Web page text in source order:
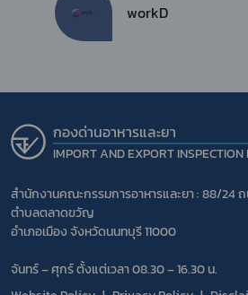
workD
กองด่านอาหารและยา
IMPORT AND EXPORT INSPECTION
สำนักงานคณะกรรมการอาหารและยา : 88/24
ตำบลตลาดขวัญ
อำเภอเมือง จังหวัดนนทบุรี 11000
จันทร์ – ศุกร์ ตั้งแต่เวลา 08.30 – 16.30 น.